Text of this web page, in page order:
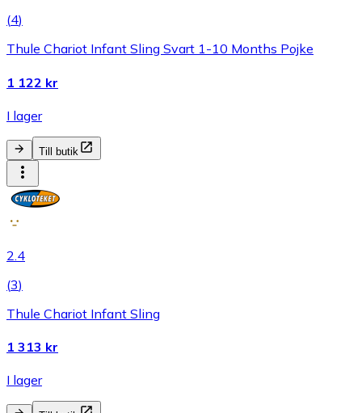
(4)
Thule Chariot Infant Sling Svart 1-10 Months Pojke
1 122 kr
I lager
Till butik
2.4
(3)
Thule Chariot Infant Sling
1 313 kr
I lager